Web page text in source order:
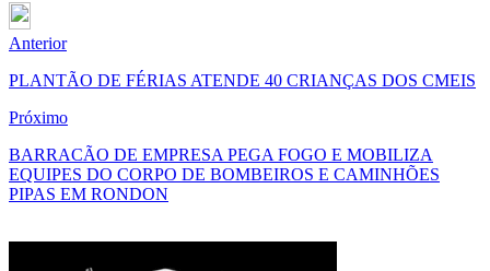
Anterior
PLANTÃO DE FÉRIAS ATENDE 40 CRIANÇAS DOS CMEIS
Próximo
BARRACÃO DE EMPRESA PEGA FOGO E MOBILIZA
EQUIPES DO CORPO DE BOMBEIROS E CAMINHÕES
PIPAS EM RONDON